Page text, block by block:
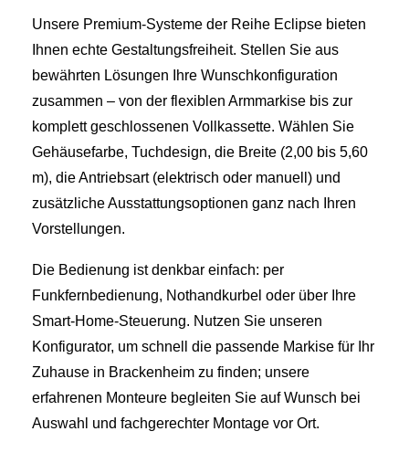
Unsere Premium‑Systeme der Reihe Eclipse bieten
Ihnen echte Gestaltungsfreiheit. Stellen Sie aus
bewährten Lösungen Ihre Wunschkonfiguration
zusammen – von der flexiblen Armmarkise bis zur
komplett geschlossenen Vollkassette. Wählen Sie
Gehäusefarbe, Tuchdesign, die Breite (2,00 bis 5,60
m), die Antriebsart (elektrisch oder manuell) und
zusätzliche Ausstattungsoptionen ganz nach Ihren
Vorstellungen.
Die Bedienung ist denkbar einfach: per
Funkfernbedienung, Nothandkurbel oder über Ihre
Smart‑Home‑Steuerung. Nutzen Sie unseren
Konfigurator, um schnell die passende Markise für Ihr
Zuhause in Brackenheim zu finden; unsere
erfahrenen Monteure begleiten Sie auf Wunsch bei
Auswahl und fachgerechter Montage vor Ort.